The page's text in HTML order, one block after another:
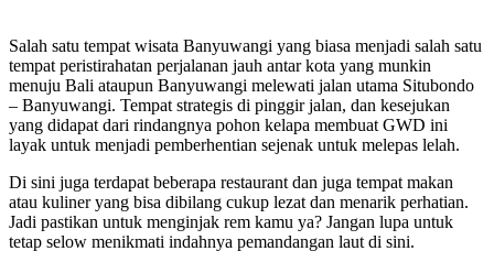
Salah satu tempat wisata Banyuwangi yang biasa menjadi salah satu
tempat peristirahatan perjalanan jauh antar kota yang munkin
menuju Bali ataupun Banyuwangi melewati jalan utama Situbondo
– Banyuwangi. Tempat strategis di pinggir jalan, dan kesejukan
yang didapat dari rindangnya pohon kelapa membuat GWD ini
layak untuk menjadi pemberhentian sejenak untuk melepas lelah.
Di sini juga terdapat beberapa restaurant dan juga tempat makan
atau kuliner yang bisa dibilang cukup lezat dan menarik perhatian.
Jadi pastikan untuk menginjak rem kamu ya? Jangan lupa untuk
tetap selow menikmati indahnya pemandangan laut di sini.